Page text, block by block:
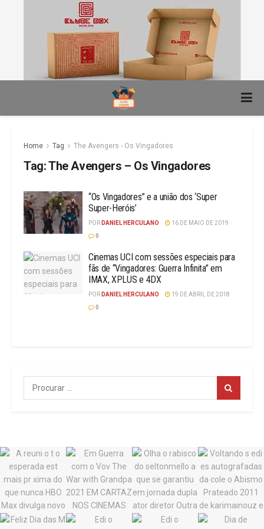
Home Tag The Avengers - Os Vingadores
Tag:The Avengers – Os Vingadores
“Os Vingadores” e a união dos ‘Super
Super-Heróis’
POR DANIEL HERCULANO
16 DE MAIO DE 2019
0
Cinemas UCI com sessões especiais para
fãs de “Vingadores: Guerra Infinita” em
IMAX, XPLUS e 4DX
POR DANIEL HERCULANO
19 DE ABRIL DE 2018
0